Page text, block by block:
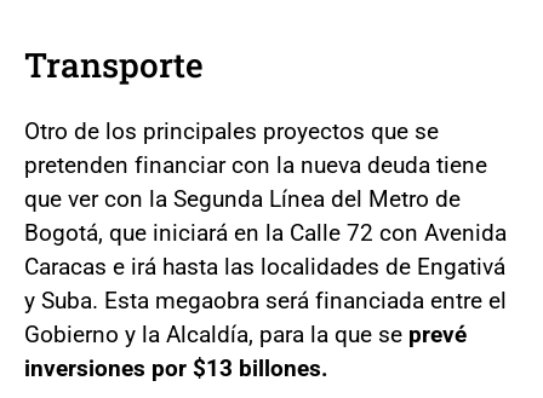
Transporte
Otro de los principales proyectos que se
pretenden financiar con la nueva deuda tiene
que ver con la Segunda Línea del Metro de
Bogotá, que iniciará en la Calle 72 con Avenida
Caracas e irá hasta las localidades de Engativá
y Suba. Esta megaobra será financiada entre el
Gobierno y la Alcaldía, para la que se prevé
inversiones por $13 billones.